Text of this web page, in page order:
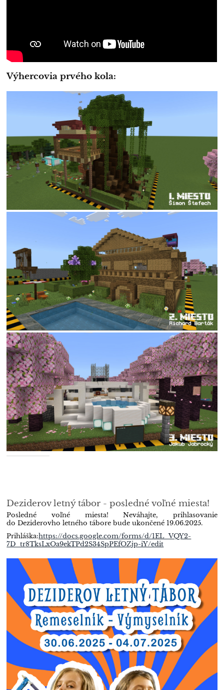
Výhercovia prvého kola:
Deziderov letný tábor - posledné voľné miesta!
Posledné voľné miesta!Neváhajte, prihlasovanie
do Deziderovho letného tábore bude ukončené 19.06.2025.
Prihláška:https://docs.google.com/forms/d/1EL_VQY2-
7D_tr8TksLxOa9ekTPd2S34SpPEfOZjp-iY/edit